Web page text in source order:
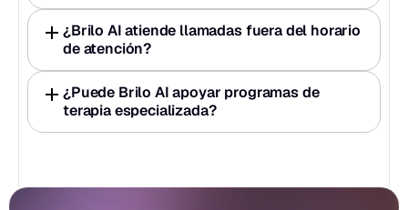
¿Brilo AI atiende llamadas fuera del horario
de atención?
¿Puede Brilo AI apoyar programas de
terapia especializada?